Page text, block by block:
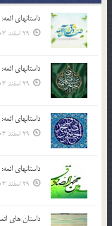
داستانهای
29 اسفند 03
داستانهای
29 اسفند 03
داستانهای
29 اسفند 03
داستانهای
29 اسفند 03
داستان های